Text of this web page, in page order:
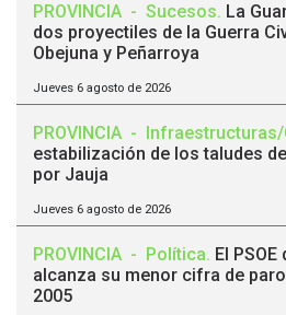
PROVINCIA - Sucesos. La
dos proyectiles de la Guerra
Obejuna y Peñarroya
Jueves 6 agosto de 2026
PROVINCIA -
estabilización de los taludes
por Jauja
Jueves 6 agosto de 2026
PROVINCIA - Política. El
alcanza su menor cifra de
2005